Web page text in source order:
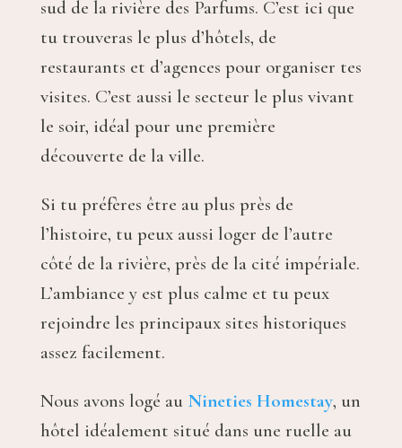
sud de la rivière des Parfums. C’est ici que
tu trouveras le plus d’hôtels, de
restaurants et d’agences pour organiser tes
visites. C’est aussi le secteur le plus vivant
le soir, idéal pour une première
découverte de la ville.
Si tu préfères être au plus près de
l’histoire, tu peux aussi loger de l’autre
côté de la rivière, près de la cité impériale.
L’ambiance y est plus calme et tu peux
rejoindre les principaux sites historiques
assez facilement.
Nous avons logé au Nineties Homestay, un
hôtel idéalement situé dans une ruelle au